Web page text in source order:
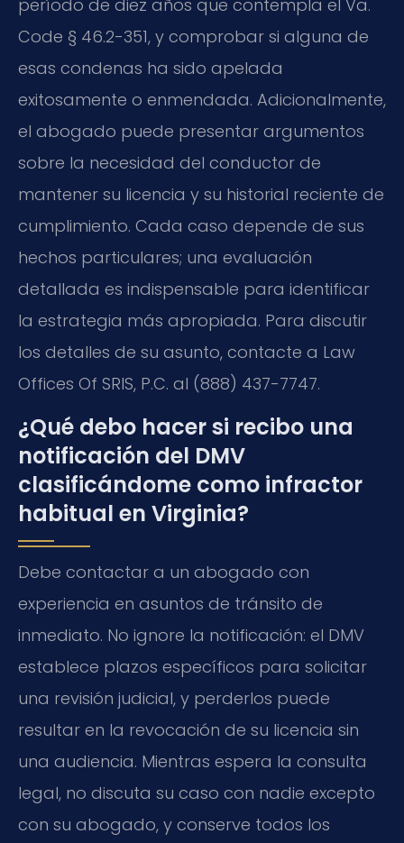
período de diez años que contempla el Va.
Code § 46.2-351, y comprobar si alguna de
esas condenas ha sido apelada
exitosamente o enmendada. Adicionalmente,
el abogado puede presentar argumentos
sobre la necesidad del conductor de
mantener su licencia y su historial reciente de
cumplimiento. Cada caso depende de sus
hechos particulares; una evaluación
detallada es indispensable para identificar
la estrategia más apropiada. Para discutir
los detalles de su asunto, contacte a Law
Offices Of SRIS, P.C. al (888) 437-7747.
¿Qué debo hacer si recibo una
notificación del DMV
clasificándome como infractor
habitual en Virginia?
Debe contactar a un abogado con
experiencia en asuntos de tránsito de
inmediato. No ignore la notificación: el DMV
establece plazos específicos para solicitar
una revisión judicial, y perderlos puede
resultar en la revocación de su licencia sin
una audiencia. Mientras espera la consulta
legal, no discuta su caso con nadie excepto
con su abogado, y conserve todos los